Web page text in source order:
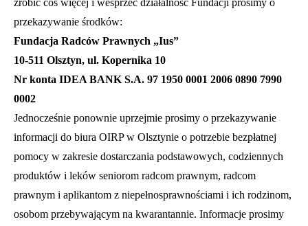
przekazywanie środków:
Fundacja Radców Prawnych „Ius”
10-511 Olsztyn, ul. Kopernika 10
Nr konta IDEA BANK S.A. 97 1950 0001 2006 0890 7990
0002
Jednocześnie ponownie uprzejmie prosimy o przekazywanie
informacji do biura OIRP w Olsztynie o potrzebie bezpłatnej
pomocy w zakresie dostarczania podstawowych, codziennych
produktów i leków seniorom radcom prawnym, radcom
prawnym i aplikantom z niepełnosprawnościami i ich rodzinom,
osobom przebywającym na kwarantannie. Informacje prosimy